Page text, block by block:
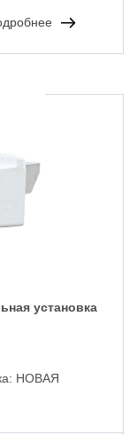
установка
НОВАЯ